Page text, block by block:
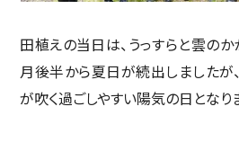
田植えの当日は、うっすらと雲の
月後半から夏日が続出しましたが
が吹く過ごしやすい陽気の日となり